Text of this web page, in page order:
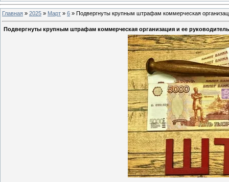
Главная » 2025 » Март » 6 » Подвергнуты крупным штрафам коммерческая
Подвергнуты крупным штрафам коммерческая организация и ее руководитель